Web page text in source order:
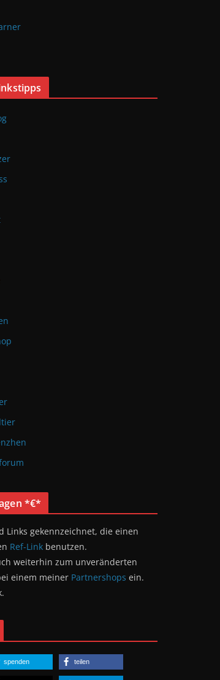
*€*
Links gekennzeichnet, die einen
Ref-Link benutzen.
weiterhin zum unveränderten
einem meiner Partnershops ein.
spenden teilen